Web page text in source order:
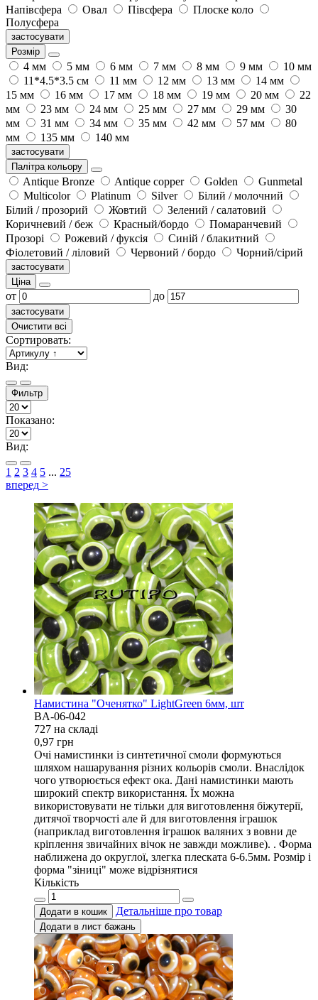
Напівсфера
Овал Півсфера
Плоске коло
Полусфера
застосувати
Розмір
4 мм 5 мм 6 мм 7 мм 8 мм 9 мм
10 мм
11*4.5*3.5 см
11 мм 12 мм 13 мм
14 мм
15 мм
16 мм 17 мм 18 мм 19 мм 20 мм
22
мм
23 мм 24 мм 25 мм 27 мм 29 мм
30
мм
31 мм 34 мм 35 мм 42 мм 57 мм
80
мм
135 мм 140 мм
застосувати
Палітра кольору
Antique Bronze Antique copper Golden
Gunmetal
Multicolor
Platinum Silver
Білий / молочний
Білий / прозорий
Жовтий
Зелений / салатовий
Коричневий / беж
Красный/бордо
Помаранчевий
Прозорі
Рожевий / фуксія
Синій / блакитний
Фіолетовий / ліловий
Червоний / бордо Чорний/сірий
застосувати
Ціна
от до
застосувати
Очистити всі
Сортировать:
Вид:
Фильтр
Показано:
Вид:
1 2 3 4 5 ... 25
вперед >
Намистина "Оченятко" LightGreen 6мм, шт
BA-06-042
727 на складi
0,97 грн
Очі намистинки із синтетичної смоли формуються
шляхом нашарування різних кольорів смоли. Внаслідок
чого утворюється ефект ока. Дані намистинки мають
широкий спектр використання. Їх можна
використовувати не тільки для виготовлення біжутерії,
дитячої творчості але й для виготовлення іграшок
(наприклад виготовлення іграшок валяних з вовни де
кріплення звичайних вічок не завжди можливе). . Форма
наближена до округлої, злегка плеската 6-6.5мм. Розмір і
форма "зіниці" може відрізнятися
Кількість
Додати в кошик Детальніше про товар
Додати в лист бажань